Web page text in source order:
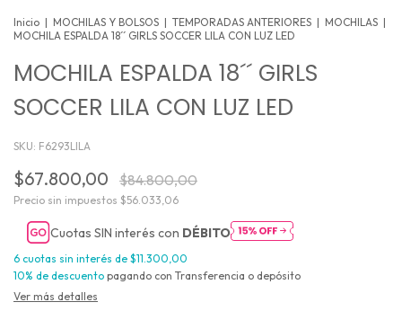
Inicio | MOCHILAS Y BOLSOS | TEMPORADAS ANTERIORES | MOCHILAS |
MOCHILA ESPALDA 18´´ GIRLS SOCCER LILA CON LUZ LED
MOCHILA ESPALDA 18´´ GIRLS
SOCCER LILA CON LUZ LED
SKU: F6293LILA
$67.800,00 $84.800,00
Precio sin impuestos $56.033,06
Cuotas SIN interés con DÉBITO
6 cuotas sin interés de $11.300,00
10% de descuento pagando con Transferencia o depósito
Ver más detalles